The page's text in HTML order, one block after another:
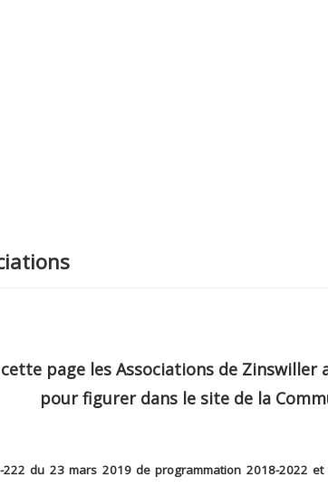
page les Associations de Zinswiller
pour figurer dans le site de la
222 du 23 mars 2019 de programmation 2018-2022